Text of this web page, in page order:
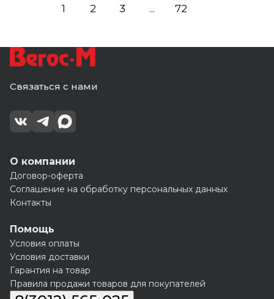
1 2 3 ... 72
Связаться с нами
О компании
Договор-оферта
Соглашение на обработку персональных данных
Контакты
Помощь
Условия оплаты
Условия доставки
Гарантия на товар
Правила продажи товаров для покупателей